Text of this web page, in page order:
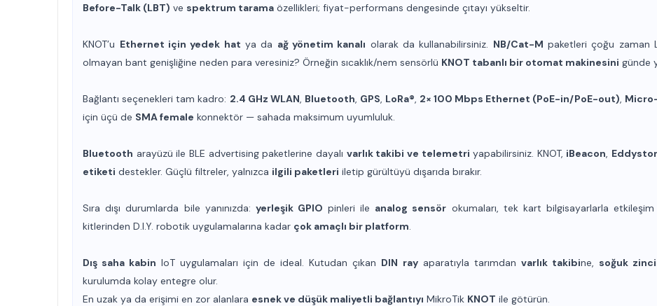
Before-Talk (LBT) ve spektrum tarama özellikleri; fiyat-performans dengesinde çıtayı yükseltir.
KNOT’u Ethernet için yedek hat ya da ağ yönetim kanalı olarak da kullanabilirsiniz. NB/Cat-M paketleri çoğu zaman
olmayan bant genişliğine neden para veresiniz? Örneğin sıcaklık/nem sensörlü KNOT tabanlı bir otomat makinesini günde
Bağlantı seçenekleri tam kadro: 2.4 GHz WLAN Bluetooth GPS LoRa® 2× 100 Mbps Ethernet (PoE-in/PoE-out)
için üçü de SMA female konnektör — sahada maksimum uyumluluk.
Bluetooth arayüzü ile BLE advertisingpaketlerine dayalı varlık takibi ve telemetri yapabilirsiniz. KNOT, iBeacon
etiketi destekler. Güçlü filtreler, yalnızca ilgili paketleri iletip gürültüyü dışarıda bırakır.
Sıra dışı durumlarda bile yanınızda: yerleşik GPIO pinleri ile analog sensör okumaları, tek kart bilgisayarlarla
kitlerindenD.I.Y. robotik uygulamalarına kadar çok amaçlı bir platform
Dış saha kabin IoT uygulamaları için de ideal. Kutudan çıkan DIN rayaparatıyla tarımdan varlık takibine, soğuk
kurulumda kolay entegre olur.
En uzak ya da erişimi en zor alanlara esnek ve düşük maliyetli bağlantıyı MikroTik KNOT ile götürün.